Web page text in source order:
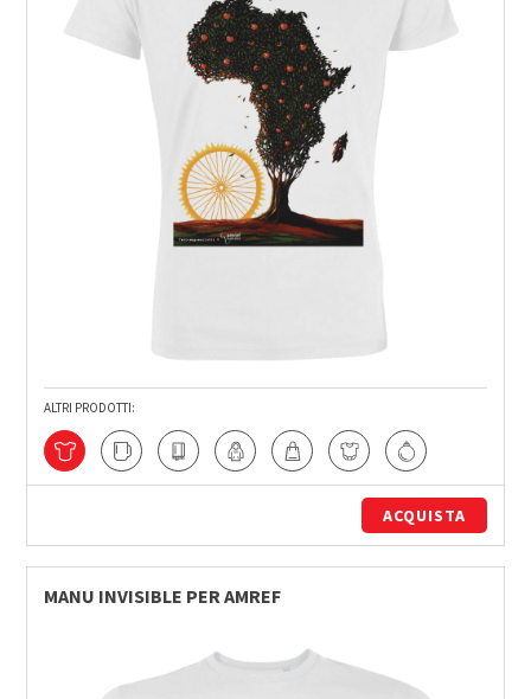
ALTRI PRODOTTI:
ACQUISTA
MANU INVISIBLE PER AMREF